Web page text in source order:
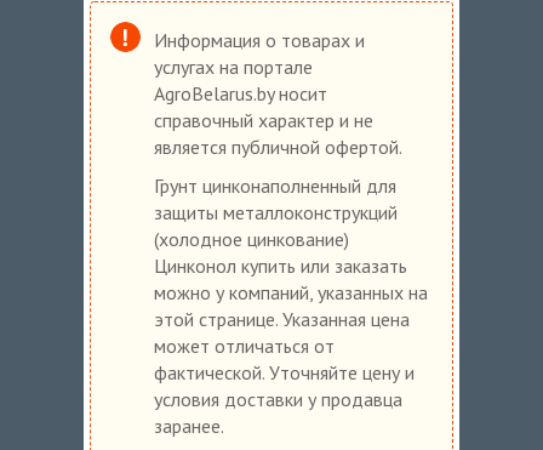
Информация о товарах и
услугах на портале
AgroBelarus.by носит
справочный характер и не
является публичной офертой.
Грунт цинконаполненный для
защиты металлоконструкций
(холодное цинкование)
Цинконол купить или заказать
можно у компаний, указанных на
этой странице. Указанная цена
может отличаться от
фактической. Уточняйте цену и
условия доставки у продавца
заранее.